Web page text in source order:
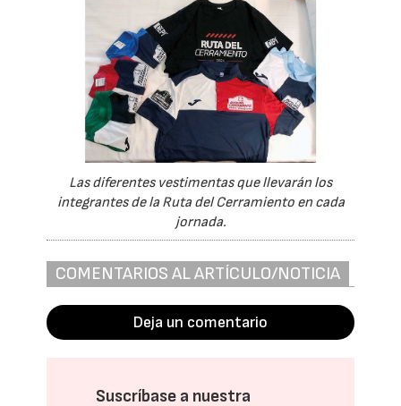
Las diferentes vestimentas que llevarán los
integrantes de la Ruta del Cerramiento en cada
jornada.
COMENTARIOS AL ARTÍCULO/NOTICIA
Deja un comentario
Suscríbase a nuestra